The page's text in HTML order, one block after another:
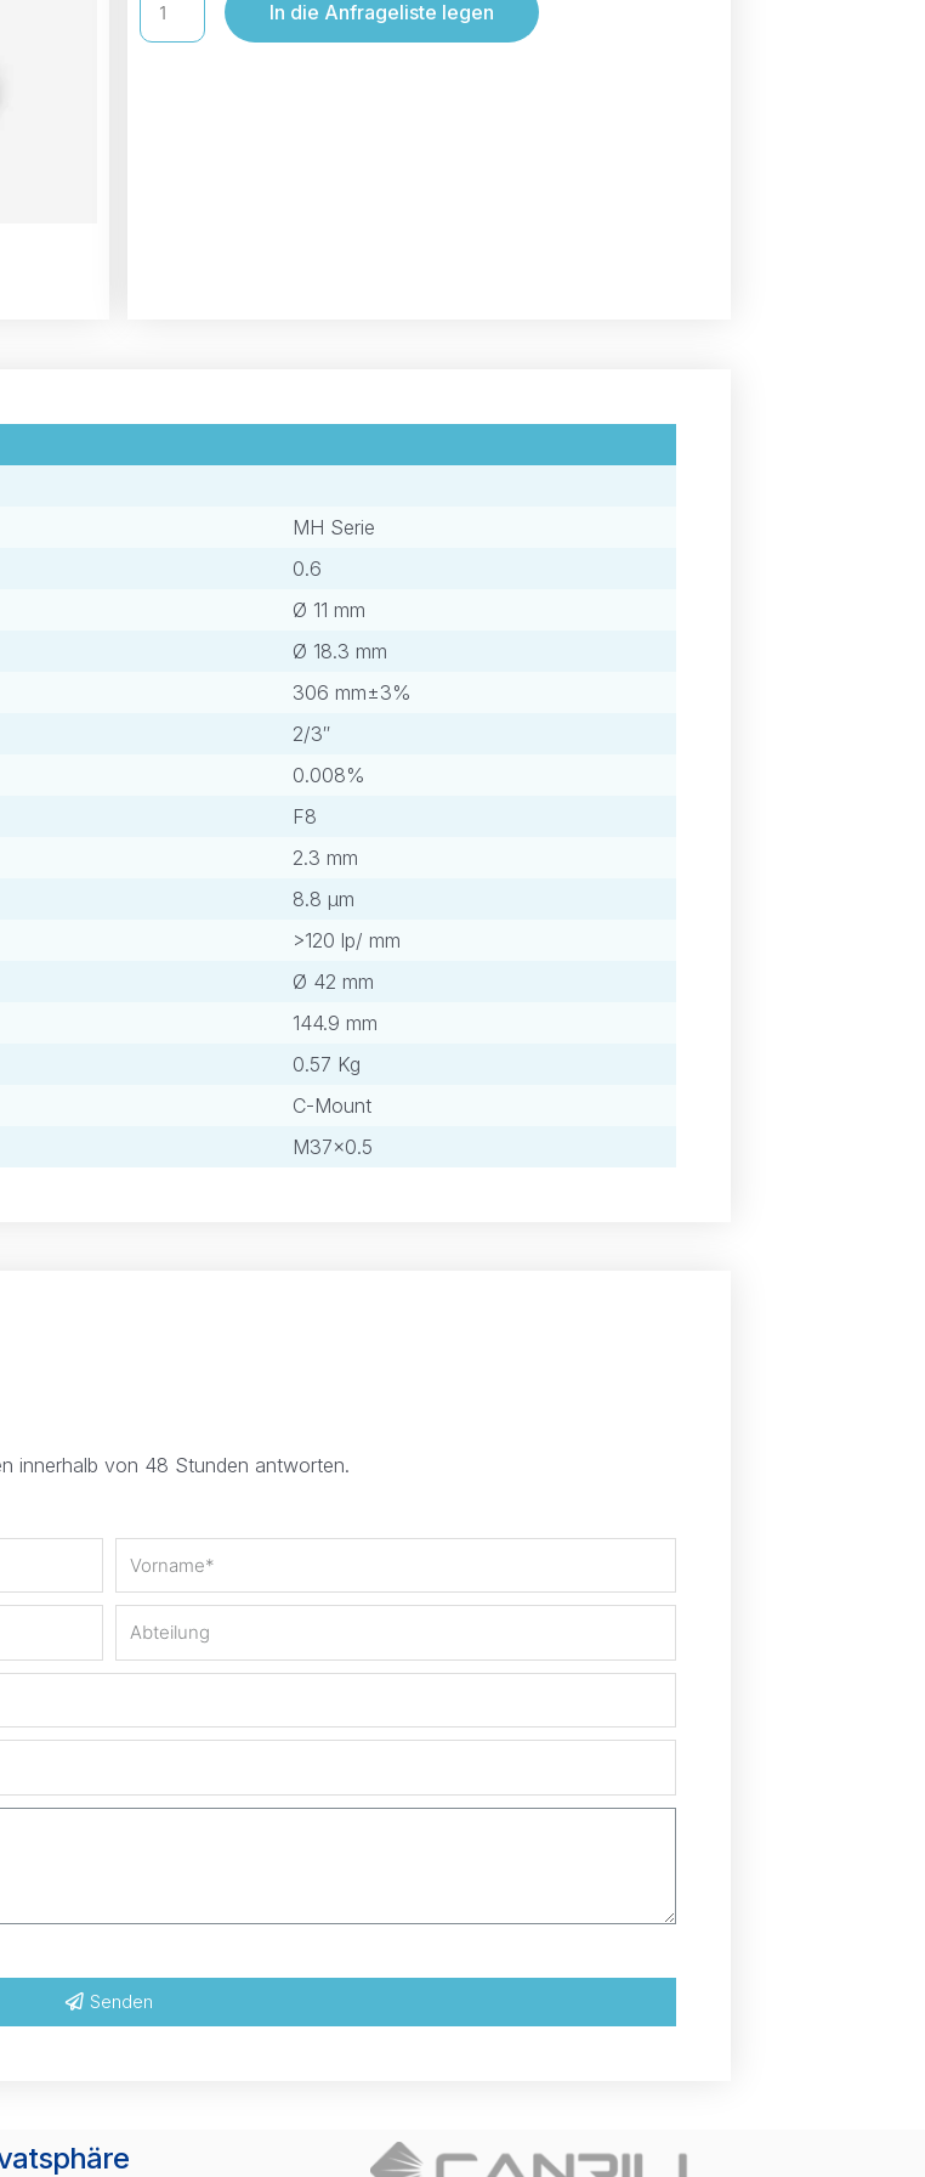
In die Anfrageliste legen
MH Serie
0.6
Ø 11 mm
Ø 18.3 mm
306 mm±3%
2/3″
0.008%
F8
2.3 mm
8.8 μm
>120 lp/ mm
Ø 42 mm
144.9 mm
0.57 Kg
C-Mount
M37×0.5
innerhalb von 48 Stunden antworten.
Senden